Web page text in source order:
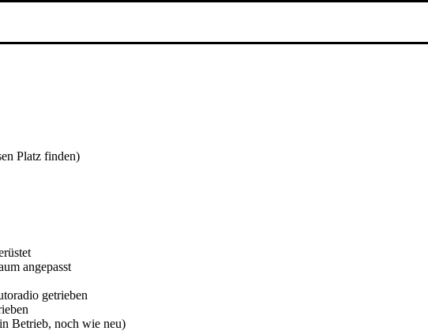
Platz finden)
angepasst
getrieben
Betrieb, noch wie neu)